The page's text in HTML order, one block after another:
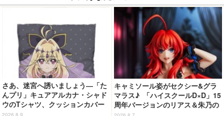
さあ、迷宮へ誘いましょう―「た
んプリ」キュアアルカナ・シャド
ウのTシャツ、クッションカバー
などが新登場
2026.8.9
キャミソール姿がセクシー&グラ
マラス♪ 「ハイスクールD×D」15
周年バージョンのリアス＆朱乃の
フィギュアがリニューアルパッケ
2026.8.7